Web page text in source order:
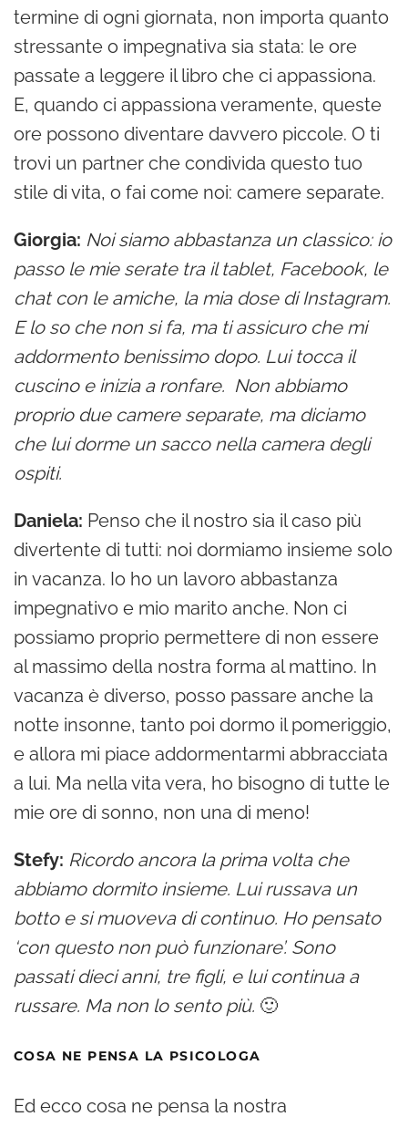
termine di ogni giornata, non importa quanto
stressante o impegnativa sia stata: le ore
passate a leggere il libro che ci appassiona.
E, quando ci appassiona veramente, queste
ore possono diventare davvero piccole. O ti
trovi un partner che condivida questo tuo
stile di vita, o fai come noi: camere separate.
Giorgia: Noi siamo abbastanza un classico: io
passo le mie serate tra il tablet, Facebook, le
chat con le amiche, la mia dose di Instagram.
E lo so che non si fa, ma ti assicuro che mi
addormento benissimo dopo. Lui tocca il
cuscino e inizia a ronfare. Non abbiamo
proprio due camere separate, ma diciamo
che lui dorme un sacco nella camera degli
ospiti.
Daniela: Penso che il nostro sia il caso più
divertente di tutti: noi dormiamo insieme solo
in vacanza. Io ho un lavoro abbastanza
impegnativo e mio marito anche. Non ci
possiamo proprio permettere di non essere
al massimo della nostra forma al mattino. In
vacanza è diverso, posso passare anche la
notte insonne, tanto poi dormo il pomeriggio,
e allora mi piace addormentarmi abbracciata
a lui. Ma nella vita vera, ho bisogno di tutte le
mie ore di sonno, non una di meno!
Stefy: Ricordo ancora la prima volta che
abbiamo dormito insieme. Lui russava un
botto e si muoveva di continuo. Ho pensato
‘con questo non può funzionare’. Sono
passati dieci anni, tre figli, e lui continua a
russare. Ma non lo sento più. 🙂
COSA NE PENSA LA PSICOLOGA
Ed ecco cosa ne pensa la nostra